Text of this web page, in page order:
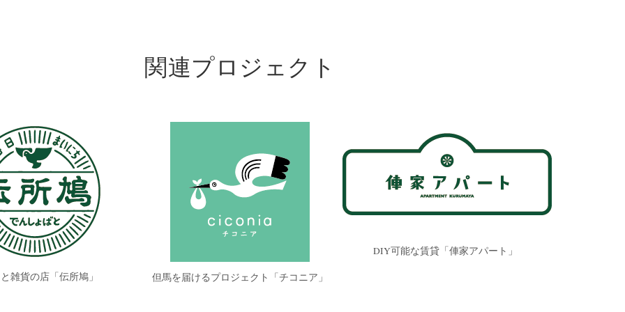
関連プロジェクト
雑貨の店「伝所鳩」 但馬を届けるプロジェクト「チコニア」
DIY可能な賃貸「俥家アパート」